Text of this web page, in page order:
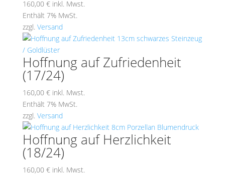
160,00 € inkl. Mwst.
Enthält 7% MwSt.
zzgl. Versand
Hoffnung auf Zufriedenheit
(17/24)
160,00 € inkl. Mwst.
Enthält 7% MwSt.
zzgl. Versand
Hoffnung auf Herzlichkeit
(18/24)
160,00 € inkl. Mwst.